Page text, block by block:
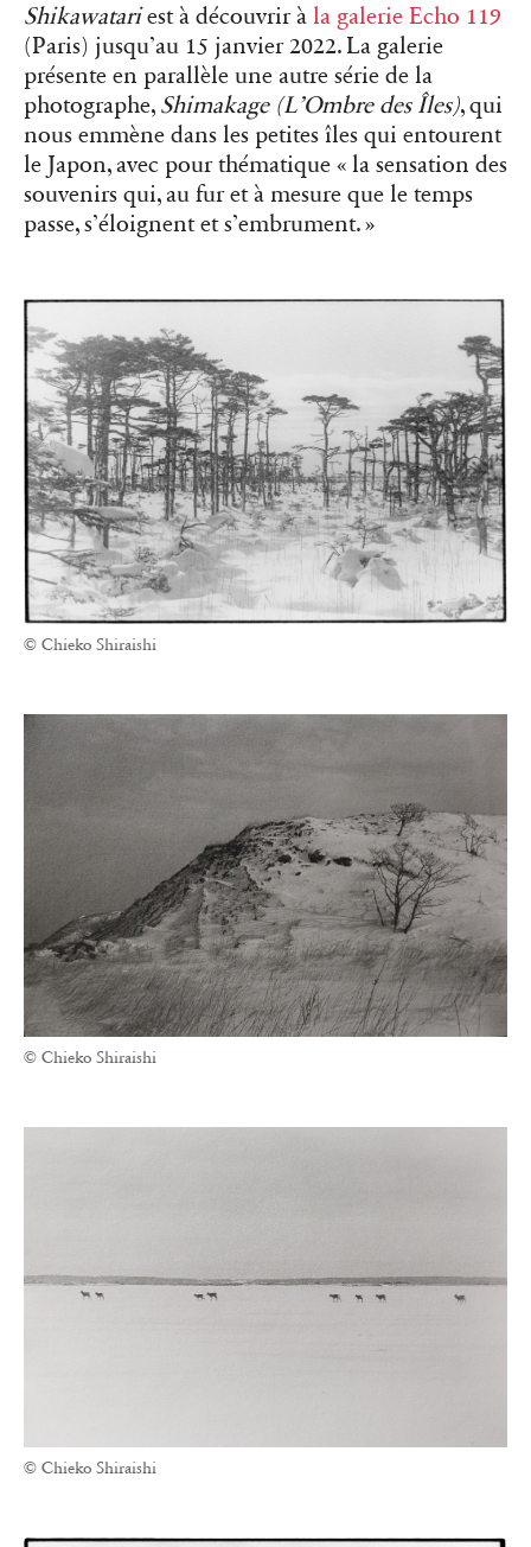
Shikawatariest à découvrir à la galerie Echo 119
(Paris) jusqu’au 15 janvier 2022. La galerie
présente en parallèle une autre série de la
photographe, Shimakage (L’Ombre des Îles), qui
nous emmène dans les petites îles qui entourent
le Japon, avec pour thématique « la sensation des
souvenirs qui, au fur et à mesure que le temps
passe, s’éloignent et s’embrument. »
© Chieko Shiraishi
© Chieko Shiraishi
© Chieko Shiraishi